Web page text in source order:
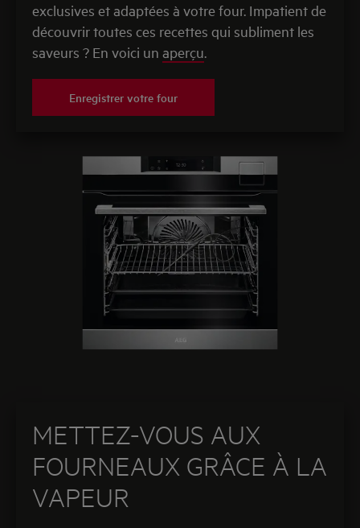
exclusives et adaptées à votre four. Impatient de
découvrir toutes ces recettes qui subliment les
saveurs ? En voici un aperçu.
Enregistrer votre four
METTEZ-VOUS AUX
FOURNEAUX GRÂCE À LA
VAPEUR